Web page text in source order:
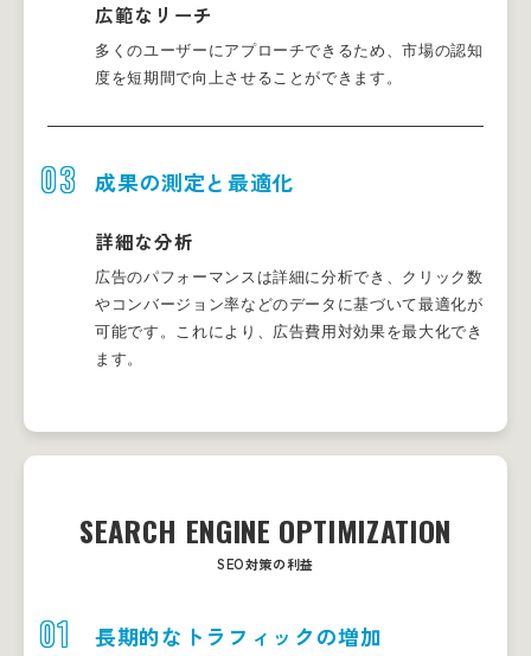
広範なリーチ
多くのユーザーにアプローチできるため、市場の認知
度を短期間で向上させることができます。
03 成果の測定と最適化
詳細な分析
広告のパフォーマンスは詳細に分析でき、クリック数
やコンバージョン率などのデータに基づいて最適化が
可能です。これにより、広告費用対効果を最大化でき
ます。
SEARCH ENGINE OPTIMIZATION
SEO対策の利益
01 長期的なトラフィックの増加